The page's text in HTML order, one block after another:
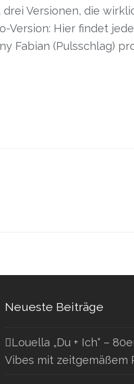
Versionen, die
Version: Hier findet
Fabian (Pulsschlag)
Neueste Beiträge
Louella „Du + Ich“ –
Vibes mit zeitgemäßem